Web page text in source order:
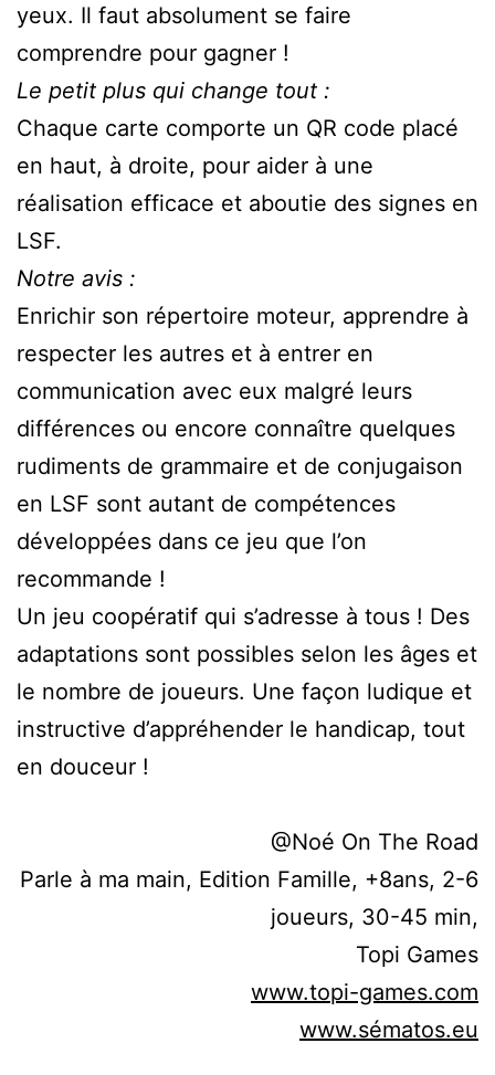
yeux. Il faut absolument se faire
comprendre pour gagner !
Le petit plus qui change tout :
Chaque carte comporte un QR code placé
en haut, à droite, pour aider à une
réalisation efficace et aboutie des signes en
LSF.
Notre avis :
Enrichir son répertoire moteur, apprendre à
respecter les autres et à entrer en
communication avec eux malgré leurs
différences ou encore connaître quelques
rudiments de grammaire et de conjugaison
en LSF sont autant de compétences
développées dans ce jeu que l’on
recommande !
Un jeu coopératif qui s’adresse à tous ! Des
adaptations sont possibles selon les âges et
le nombre de joueurs. Une façon ludique et
instructive d’appréhender le handicap, tout
en douceur !
@Noé On The Road
Parle à ma main, Edition Famille, +8ans, 2-6
joueurs, 30-45 min,
Topi Games
www.topi-games.com
www.sématos.eu